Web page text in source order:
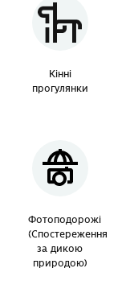
Кінні
прогулянки
Фотоподорожі
(Спостереження
за дикою
природою)